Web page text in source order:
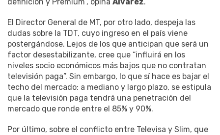
El Director General de MT, por otro lado, despeja las
dudas sobre la TDT, cuyo ingreso en el país viene
postergándose. Lejos de los que anticipan que será un
factor desestabilizante, cree que “influirá en los
niveles socio económicos más bajos que no contratan
televisión paga”. Sin embargo, lo que sí hace es bajar el
techo del mercado: a mediano y largo plazo, se estipula
que la televisión paga tendrá una penetración del
mercado que ronde entre el 85% y 90%.
Por último, sobre el conflicto entre Televisa y Slim, que